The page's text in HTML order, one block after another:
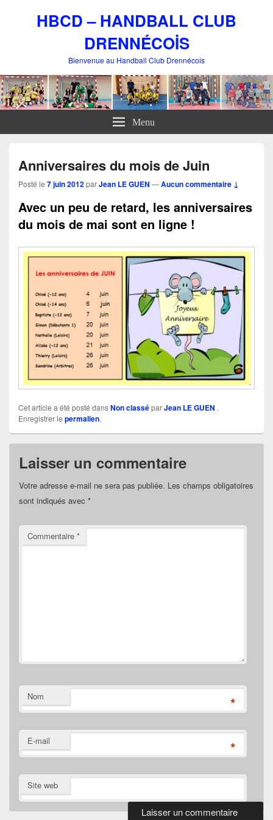
HBCD – HANDBALL CLUB
DRENNÉCOİS
Bienvenue au Handball Club Drennécois
Menu
Anniversaires du mois de Juin
Posté le 7 juin 2012parJean LE GUEN —Aucun commentaire ↓
Avec un peu de retard, les anniversaires
du mois de mai sont en ligne !
Cet article a été posté dansNon classéparJean LE GUEN .
Enregistrer le permalien.
Laisser un commentaire
Votre adresse e-mail ne sera pas publiée. Les champs obligatoires
sont indiqués avec *
Commentaire *
Nom *
E-mail *
Site web